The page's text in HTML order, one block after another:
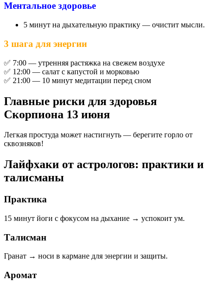
Ментальное здоровье
5 минут на дыхательную практику — очистит мысли.
3 шага для энергии
✅ 7:00 — утренняя растяжка на свежем воздухе
✅ 12:00 — салат с капустой и морковью
✅ 21:00 — 10 минут медитации перед сном
Главные риски для здоровья
Скорпиона 13 июня
Легкая простуда может настигнуть — берегите горло от
сквозняков!
Лайфхаки от астрологов: практики и
талисманы
Практика
15 минут йоги с фокусом на дыхание → успокоит ум.
Талисман
Гранат → носи в кармане для энергии и защиты.
Аромат